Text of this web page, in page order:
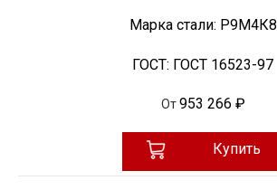
Марка стали: Р9М4К8
ГОСТ: ГОСТ 16523-97
От 953 266 ₽
Купить